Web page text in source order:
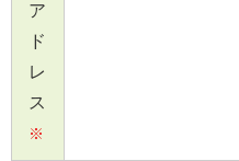
ア
ド
レ
ス
※